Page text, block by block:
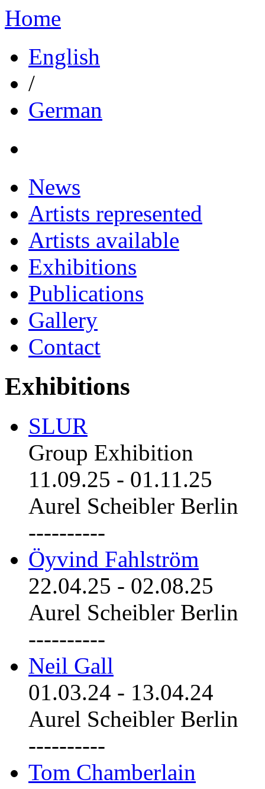
Home
English
/
German
News
Artists represented
Artists available
Exhibitions
Publications
Gallery
Contact
Exhibitions
SLUR
Group Exhibition
11.09.25 - 01.11.25
Aurel Scheibler Berlin
----------
Öyvind Fahlström
22.04.25 - 02.08.25
Aurel Scheibler Berlin
----------
Neil Gall
01.03.24 - 13.04.24
Aurel Scheibler Berlin
----------
Tom Chamberlain